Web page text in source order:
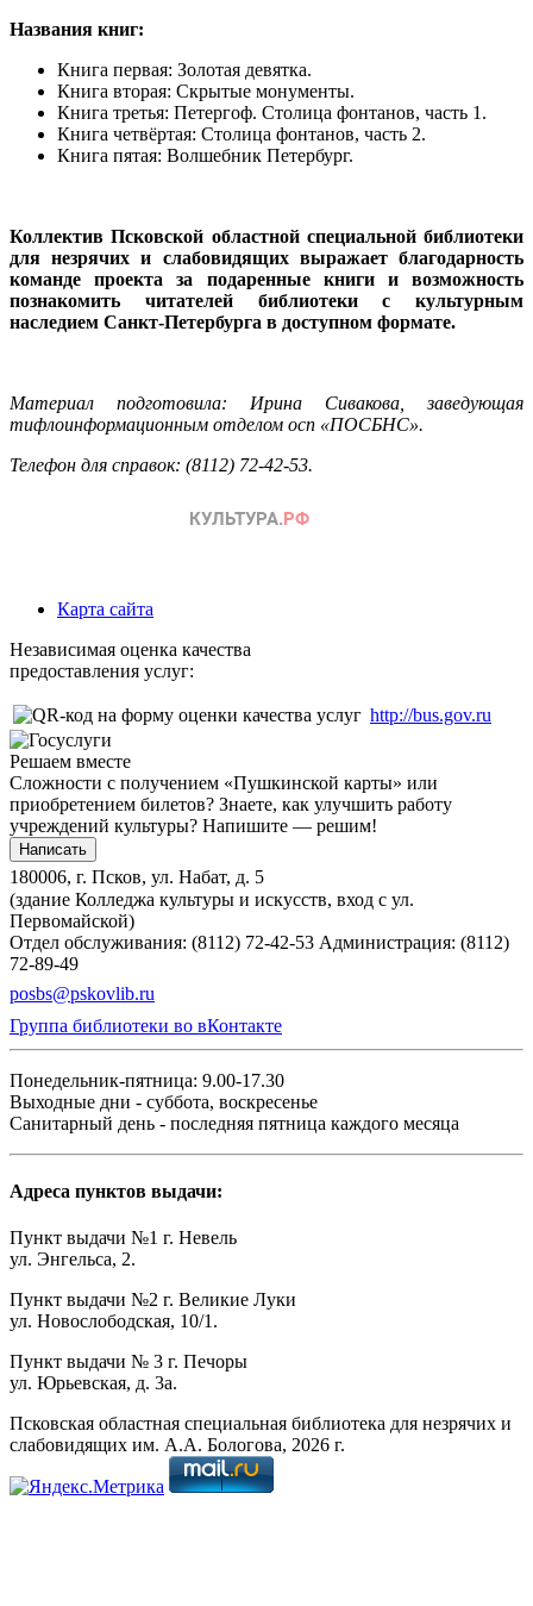
Названия книг:
Книга первая: Золотая девятка.
Книга вторая: Скрытые монументы.
Книга третья: Петергоф. Столица фонтанов, часть 1.
Книга четвёртая: Столица фонтанов, часть 2.
Книга пятая: Волшебник Петербург.
Коллектив Псковской областной специальной библиотеки
для незрячих и слабовидящих выражает благодарность
команде проекта за подаренные книги и возможность
познакомить читателей библиотеки с культурным
наследием Санкт-Петербурга в доступном формате.
Материал подготовила: Ирина Сивакова, заведующая
тифлоинформационным отделом осп «ПОСБНС».
Телефон для справок: (8112) 72-42-53.
Карта сайта
Независимая оценка качества
предоставления услуг:
http://bus.gov.ru
Решаем вместе
Сложности с получением «Пушкинской карты» или
приобретением билетов? Знаете, как улучшить работу
учреждений культуры? Напишите — решим!
Написать
180006, г. Псков, ул. Набат, д. 5
(здание Колледжа культуры и искусств, вход с ул.
Первомайской)
Отдел обслуживания: (8112) 72-42-53 Администрация: (8112)
72-89-49
posbs@pskovlib.ru
Группа библиотеки во вКонтакте
Понедельник-пятница: 9.00-17.30
Выходные дни - суббота, воскресенье
Санитарный день - последняя пятница каждого месяца
Адреса пунктов выдачи:
Пункт выдачи №1 г. Невель
ул. Энгельса, 2.
Пункт выдачи №2 г. Великие Луки
ул. Новослободская, 10/1.
Пункт выдачи № 3 г. Печоры
ул. Юрьевская, д. 3а.
Псковская областная специальная библиотека для незрячих и
слабовидящих им. А.А. Бологова, 2026 г.